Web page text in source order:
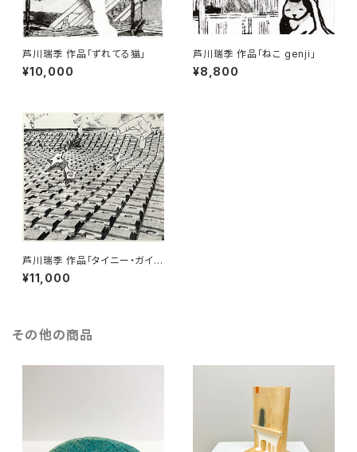
芦川瑞季 作品「ずれてる猫」
¥10,000
芦川瑞季 作品「ねこ genji」
¥8,800
芦川瑞季 作品「タイニー・ガイズ
02」
¥11,000
その他の商品